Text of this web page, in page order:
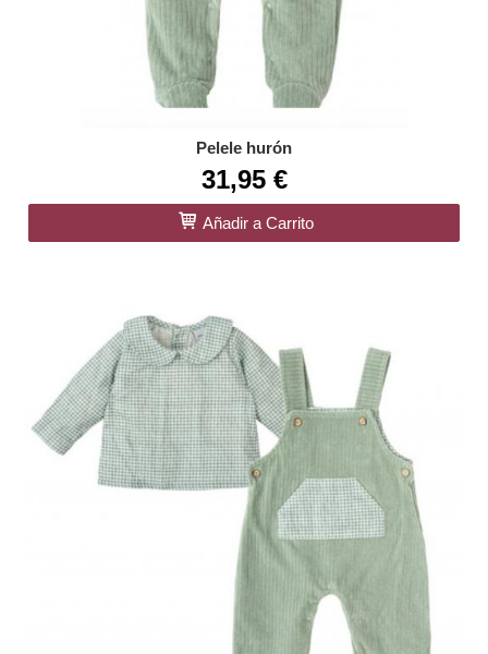
Pelele hurón
31,95 €
Añadir a Carrito